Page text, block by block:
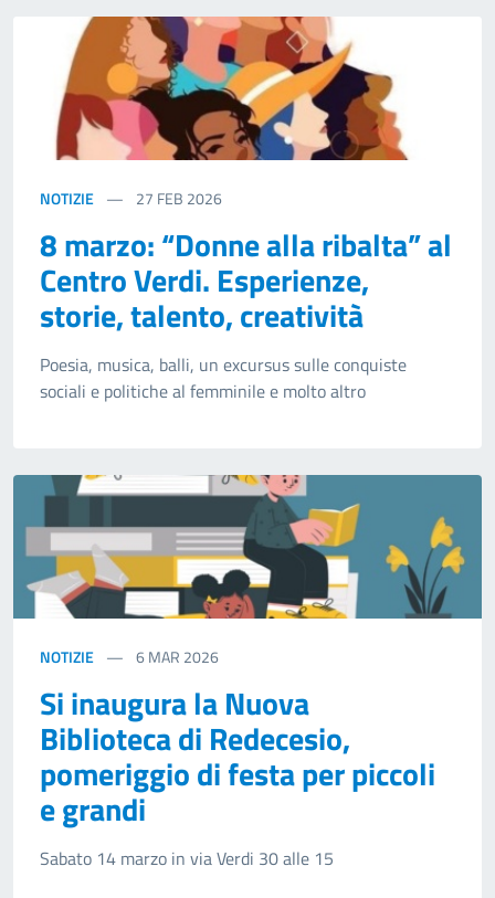
NOTIZIE 27 FEB 2026
8 marzo: “Donne alla ribalta” al
Centro Verdi. Esperienze,
storie, talento, creatività
Poesia, musica, balli, un excursus sulle conquiste
sociali e politiche al femminile e molto altro
NOTIZIE 6MAR 2026
Si inaugura la Nuova
Biblioteca di Redecesio,
pomeriggio di festa per piccoli
e grandi
Sabato 14 marzo in via Verdi 30 alle 15